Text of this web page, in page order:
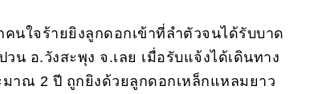
นใจร้ายยิงลูกดอกเข้าที่ลำตัวจนได้รับบาด
น อ.วังสะพุง จ.เลย เมื่อรับแจ้งได้เดินทาง
าณ 2 ปี ถูกยิงด้วยลูกดอกเหล็กแหลมยาว